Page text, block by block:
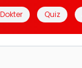
Quiz